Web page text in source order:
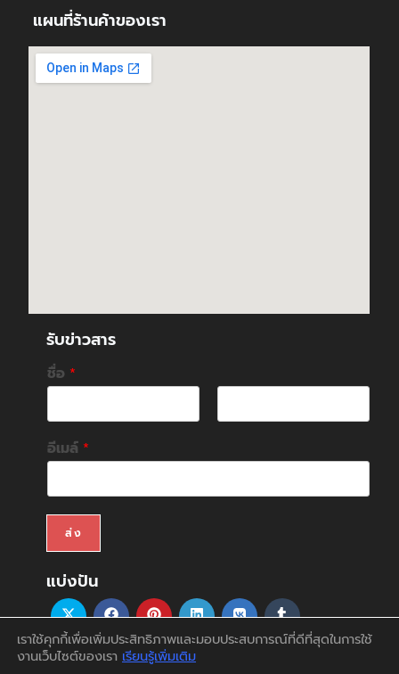
แผนที่ร้านค้าของเรา
รับข่าวสาร
ชื่อ *
F
i
r
L
อีเมล์ *
ส่ง
แบ่งปัน
เราใช้คุกกี้เพื่อเพิ่มประสิทธิภาพและมอบประสบการณ์ที่ดีที่สุดในการใช้
งานเว็บไซต์ของเรา เรียนรู้เพิ่มเติม